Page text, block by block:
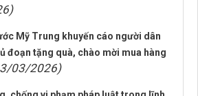
Mỹ Trung khuyến cáo người dân
đoạn tặng quà, chào mời mua hàng
03/2026)